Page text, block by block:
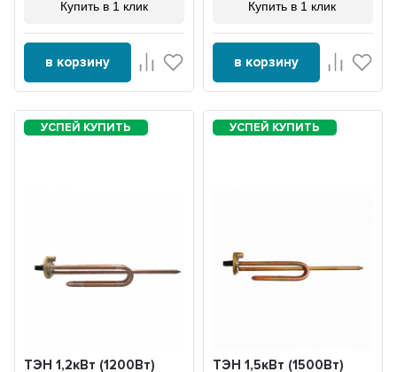
Купить в 1 клик
в корзину
Купить в 1 клик
в корзину
ТЭН 1,2кВт (1200Вт)
ТЭН 1,5кВт (1500Вт)